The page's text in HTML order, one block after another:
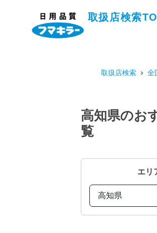
取扱店検索
取扱店検索 全
高知県のお
覧
エリ
高知県